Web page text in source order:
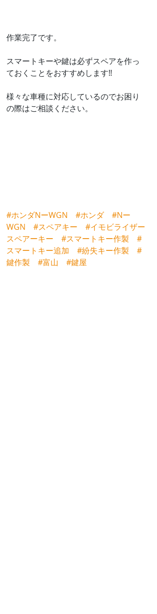
作業完了です。
スマートキーや鍵は必ずスペアを作っ
ておくことをおすすめします‼️
様々な車種に対応しているのでお困り
の際はご相談ください。
#ホンダNーWGN #ホンダ
#Nー
WGN
#スペアキー
#イモビライザー
スペアーキー
#スマートキー作製
#
スマートキー追加
#紛失キー作製
#
鍵作製
#富山 #鍵屋